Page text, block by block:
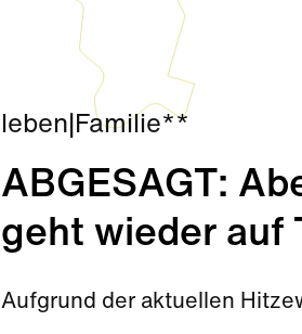
leben Familie**
ABGESAGT:
geht wieder auf
Aufgrund der aktuellen